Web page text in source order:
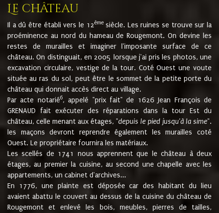
Le château
Il a dû être établi vers le 12èmesiècle. Les ruines se trouve sur la
proéminence au nord du hameau de Rougemont. On devine les
restes de murailles et imaginer l'imposante surface de ce
château. On distinguait, en 2005 lorsque j'ai pris les photos, une
excavation circulaire, vestige de la tour. Coté Ouest une voute
située au ras du sol, peut être le sommet de la petite porte du
château qui donnait accès direct au village.
Par acte notarié6, appelé "prix fait" de 1626 Jean François de
GRENAUD fait exécuter des réparations dans la tour Est du
château, celle menant aux étages, "depuis le pied jusqu'à la sime".
les maçons devront reprendre également les murailles coté
Ouest. Le propriétaire fournira les matériaux.
Les scellés de 1741 nous apprennent que le château à deux
étages, au premier la cuisine, au second une chapelle avec les
appartements, un cabinet d'archives...
En 1776, une plainte est déposée car des habitant du lieu
avaient abattu le couvert au dessus de la cuisine du château de
Rougemont et enlevé les bois, meubles, pierres de tailles,